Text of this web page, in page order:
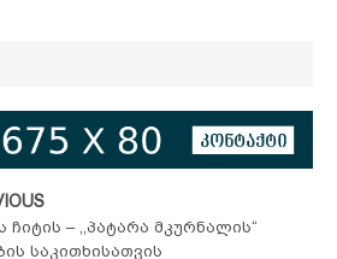
ჩიტის – ,,პატარა მკურნალის“
საკითხისათვის